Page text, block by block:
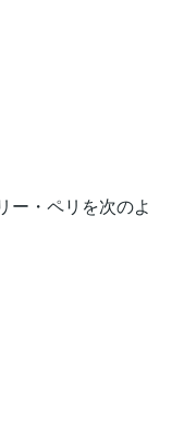
ー・ペリを次のよ